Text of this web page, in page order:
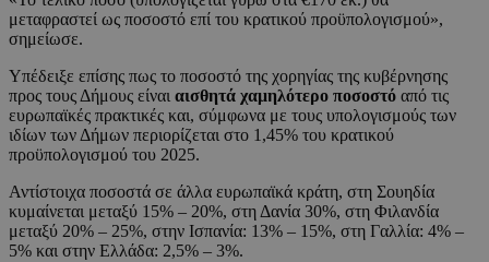
μεταφραστεί ως ποσοστό επί του κρατικού προϋπολογισμού»,
σημείωσε.
Υπέδειξε επίσης πως το ποσοστό της χορηγίας της κυβέρνησης
προς τους Δήμους είναι αισθητά χαμηλότερο ποσοστό από τις
ευρωπαϊκές πρακτικές και, σύμφωνα με τους υπολογισμούς των
ιδίων των Δήμων περιορίζεται στο 1,45% του κρατικού
προϋπολογισμού του 2025.
Αντίστοιχα ποσοστά σε άλλα ευρωπαϊκά κράτη, στη Σουηδία
κυμαίνεται μεταξύ 15% – 20%, στη Δανία 30%, στη Φιλανδία
μεταξύ 20% – 25%, στην Ισπανία: 13% – 15%, στη Γαλλία: 4% –
5% και στην Ελλάδα: 2,5% – 3%.